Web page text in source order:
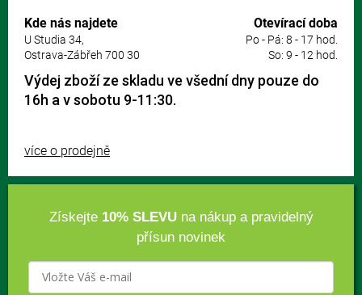
Kde nás najdete
U Studia 34,
Ostrava-Zábřeh 700 30
Otevírací doba
Po - Pá: 8 - 17 hod.
So: 9 - 12 hod.
Výdej zboží ze skladu ve všední dny pouze do
16h a v sobotu 9-11:30.
více o prodejně
Získejte 10% SLEVUna nákup a pravidelný
přísun novinek